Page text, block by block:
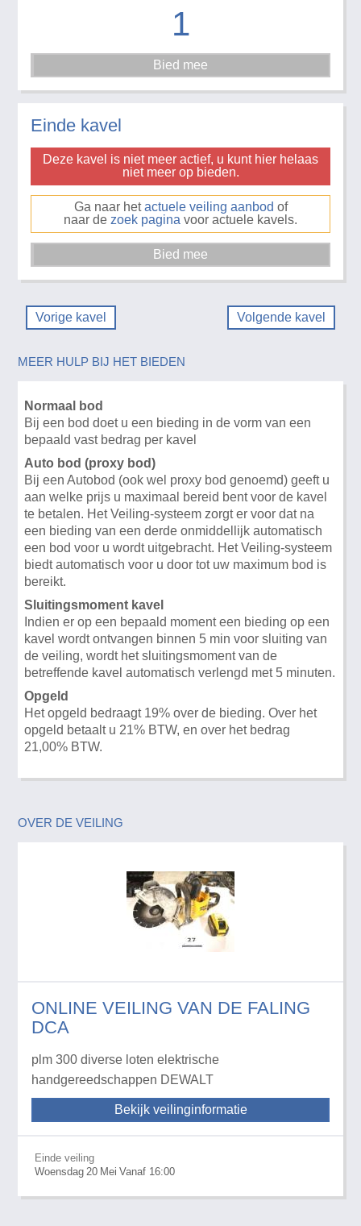
1
Einde kavel
Deze kavel is niet meer actief, u kunt hier helaas
niet meer op bieden.
Ga naar hetactuele veiling aanbod of
naar de zoek pagina voor actuele kavels.
Vorige kavel Volgende kavel
MEER HULP BIJ HET BIEDEN
Normaal bod
Bij een bod doet u een bieding in de vorm van een
bepaald vast bedrag per kavel
Auto bod (proxy bod)
Bij een Autobod (ook wel proxy bod genoemd) geeft u
aan welke prijs u maximaal bereid bent voor de kavel
te betalen. Het Veiling-systeem zorgt er voor dat na
een bieding van een derde onmiddellijk automatisch
een bod voor u wordt uitgebracht. Het Veiling-systeem
biedt automatisch voor u door tot uw maximum bod is
bereikt.
Sluitingsmoment kavel
Indien er op een bepaald moment een bieding op een
kavel wordt ontvangen binnen 5 min voor sluiting van
de veiling, wordt het sluitingsmoment van de
betreffende kavel automatisch verlengd met 5 minuten.
Opgeld
Het opgeld bedraagt 19% over de bieding. Over het
opgeld betaalt u 21% BTW, en over het bedrag
21,00% BTW.
OVER DE VEILING
ONLINE VEILING VAN DE FALING
DCA
plm 300 diverse loten elektrische
handgereedschappen DEWALT
Bekijk veilinginformatie
Einde veiling
Woensdag 20 Mei Vanaf 16:00